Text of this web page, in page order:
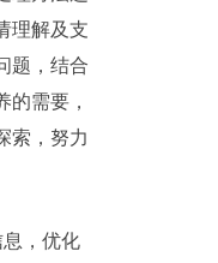
理解及支
题，结合
的需要，
索，努力
，优化